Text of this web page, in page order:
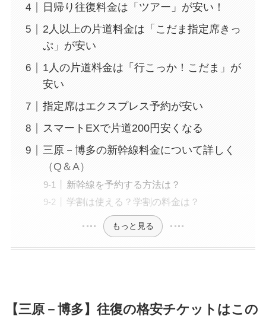
日帰り往復料金は「ツアー」が安い！
2人以上の片道料金は「こだま指定席きっ
ぷ」が安い
1人の片道料金は「行こっか！こだま」が
安い
指定席はエクスプレス予約が安い
スマートEXで片道200円安くなる
三原－博多の新幹線料金について詳しく
（Q＆A）
新幹線を予約する方法は？
学割は使える？学割の料金は？
もっと見る
【三原－博多】往復の格安チケットはこの